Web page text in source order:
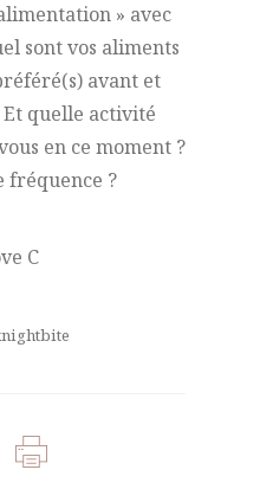
» avec
sont vos aliments
avant et
quelle activité
en ce moment ?
fréquence ?
C